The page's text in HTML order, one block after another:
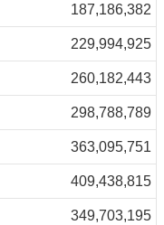
187,186,382
229,994,925
260,182,443
298,788,789
363,095,751
409,438,815
349,703,195